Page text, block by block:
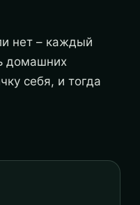
нет – каждый
домашних
себя, и тогда